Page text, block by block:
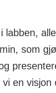
labben,
som
en visjon